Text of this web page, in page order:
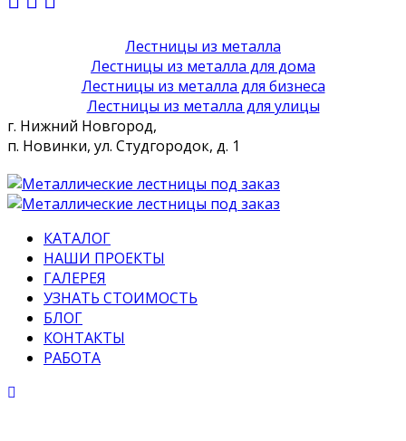
Лестницы из металла
Лестницы из металла для дома
Лестницы из металла для бизнеса
Лестницы из металла для улицы
г. Нижний Новгород,
п. Новинки, ул. Студгородок, д. 1
КАТАЛОГ
НАШИ ПРОЕКТЫ
ГАЛЕРЕЯ
УЗНАТЬ СТОИМОСТЬ
БЛОГ
КОНТАКТЫ
РАБОТА